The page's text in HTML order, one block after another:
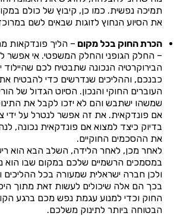
תמיכה נפשית. כמו כן, קיבוץ של כולם
את הסיוע הנחוץ לזוגות שבאים לשם
הכרת החוק בכל מקום – הליך פונדקאות
– החלק הגופני והחלק המשפטי. אי אפשר
הבירוקרטיה הנכונה שתבטיח לכם
כבנכם, וההליכים שנדרשים כדי להבטיח
העוברים החוקי והנכון. הסיוט הגדול של
שמשהו ישתבש והם לא יזכו לקבל את
אם פונדקאית. את זה אפשר לנטרל על ידי
בדיוק כיצד למצוא אם פונדקאית נכונה,
את ההסכמים החוקיים.
לאחר מכן, לאחר הלידה, השלב הבא הוא
במסמכים הרשמיים שלכם במקום שבו הוא
ולכן חברה ישראלית שמעורה בכל ההליכים
בכך הם אלה שיכולים לעשות זאת מתוך
החוק וכדי למנוע עגמת נפש מכם ברגע
הבטוחה ביותר לתינוק משלכם.